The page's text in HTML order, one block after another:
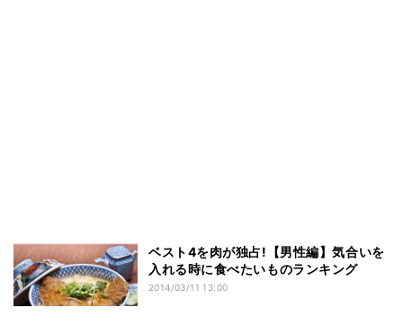
ベスト4を肉が独占!【男性編】気合いを
入れる時に食べたいものランキング
2014/03/11 13:00